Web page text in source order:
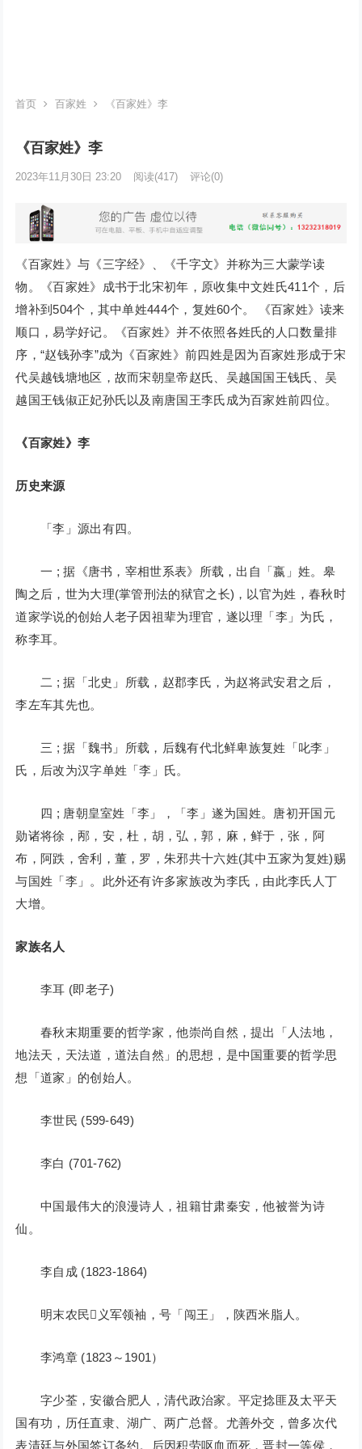
首页 百家姓 《百家姓》李
《百家姓》李
2023年11月30日 23:20 阅读(417) 评论(0)
《百家姓》与《三字经》、《千字文》并称为三大蒙学读
物。《百家姓》成书于北宋初年，原收集中文姓氏411个，后
增补到504个，其中单姓444个，复姓60个。 《百家姓》读来
顺口，易学好记。《百家姓》并不依照各姓氏的人口数量排
序，“赵钱孙李”成为《百家姓》前四姓是因为百家姓形成于宋
代吴越钱塘地区，故而宋朝皇帝赵氏、吴越国国王钱氏、吴
越国王钱俶正妃孙氏以及南唐国王李氏成为百家姓前四位。
《百家姓》李
历史来源
「李」源出有四。
一 ; 据《唐书，宰相世系表》所载，出自「嬴」姓。皋
陶之后，世为大理(掌管刑法的狱官之长)，以官为姓，春秋时
道家学说的创始人老子因祖辈为理官，遂以理「李」为氏，
称李耳。
二 ; 据「北史」所载，赵郡李氏，为赵将武安君之后，
李左车其先也。
三 ; 据「魏书」所载，后魏有代北鲜卑族复姓「叱李」
氏，后改为汉字单姓「李」氏。
四 ; 唐朝皇室姓「李」，「李」遂为国姓。唐初开国元
勋诸将徐，邴，安，杜，胡，弘，郭，麻，鲜于，张，阿
布，阿跌，舍利，董，罗，朱邪共十六姓(其中五家为复姓)赐
与国姓「李」。此外还有许多家族改为李氏，由此李氏人丁
大增。
家族名人
李耳 (即老子)
春秋末期重要的哲学家，他崇尚自然，提出「人法地，
地法天，天法道，道法自然」的思想，是中国重要的哲学思
想「道家」的创始人。
李世民 (599-649)
李白 (701-762)
中国最伟大的浪漫诗人，祖籍甘肃秦安，他被誉为诗
仙。
李自成 (1823-1864)
明末农民义军领袖，号「闯王」，陕西米脂人。
李鸿章 (1823～1901）
字少荃，安徽合肥人，清代政治家。平定捻匪及太平天
国有功，历任直隶、湖广、两广总督。尤善外交，曾多次代
表清廷与外国签订条约。后因积劳呕血而死，晋封一等侯，